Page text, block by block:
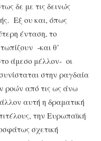
δε με τις δεινώς
Εξ ου και, όπως
ένταση, το
-και θ’
άμεσο μέλλον- οι
στην ραγδαία
ροών από τις ως άνω
αυτή η δραματική
την Ευρωπαϊκή
σχετική